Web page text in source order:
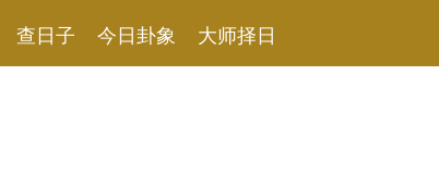
查日子 今日卦象 大师择日